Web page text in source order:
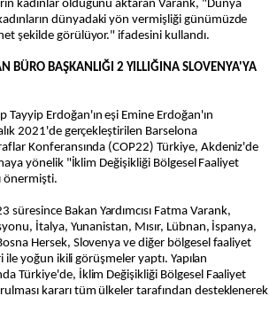
kadınlar olduğunu aktaran Varank, "Dünya
dünyadaki yön vermişliği günümüzde
şekilde görülüyor." ifadesini kullandı.
BÜRO BAŞKANLIĞI 2 YILLIĞINA SLOVENYA'YA
Tayyip Erdoğan'ın eşi Emine Erdoğan'ın
2021'de gerçekleştirilen Barselona
Konferansında (COP22) Türkiye, Akdeniz'de
yönelik "İklim Değişikliği Bölgesel Faaliyet
önermişti.
süresince Bakan Yardımcısı Fatma Varank,
İtalya, Yunanistan, Mısır, Lübnan, İspanya,
Hersek, Slovenya ve diğer bölgesel faaliyet
yoğun ikili görüşmeler yaptı. Yapılan
Türkiye'de, İklim Değişikliği Bölgesel Faaliyet
kararı tüm ülkeler tarafından desteklenerek